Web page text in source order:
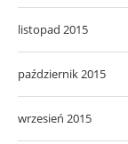
listopad 2015
październik 2015
wrzesień 2015